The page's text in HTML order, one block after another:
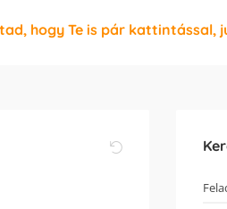
hogy Te is pár kattintással,